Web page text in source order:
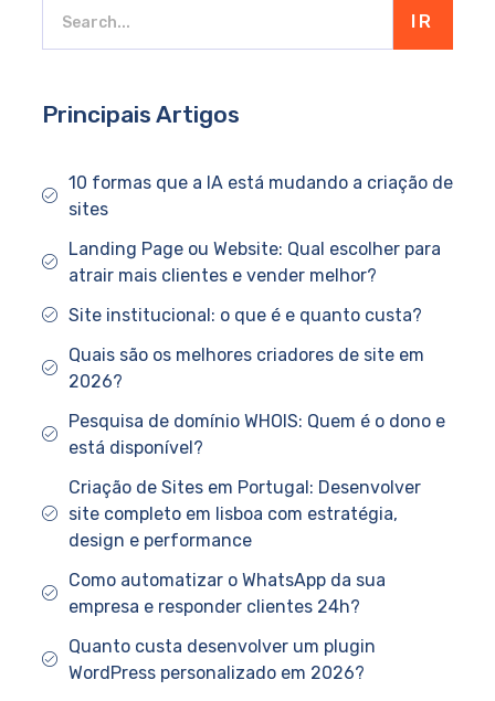
IR
Principais Artigos
10 formas que a IA está mudando a criação de
sites
Landing Page ou Website: Qual escolher para
atrair mais clientes e vender melhor?
Site institucional: o que é e quanto custa?
Quais são os melhores criadores de site em
2026?
Pesquisa de domínio WHOIS: Quem é o dono e
está disponível?
Criação de Sites em Portugal: Desenvolver
site completo em lisboa com estratégia,
design e performance
Como automatizar o WhatsApp da sua
empresa e responder clientes 24h?
Quanto custa desenvolver um plugin
WordPress personalizado em 2026?